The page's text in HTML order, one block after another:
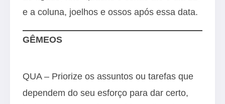
e a coluna, joelhos e ossos após essa data.
GÊMEOS
QUA – Priorize os assuntos ou tarefas que
dependem do seu esforço para dar certo,